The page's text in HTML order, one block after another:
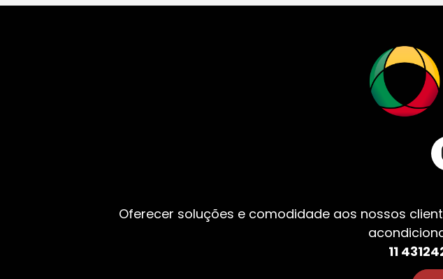
Oferecer soluções e comodidade aos nossos
11